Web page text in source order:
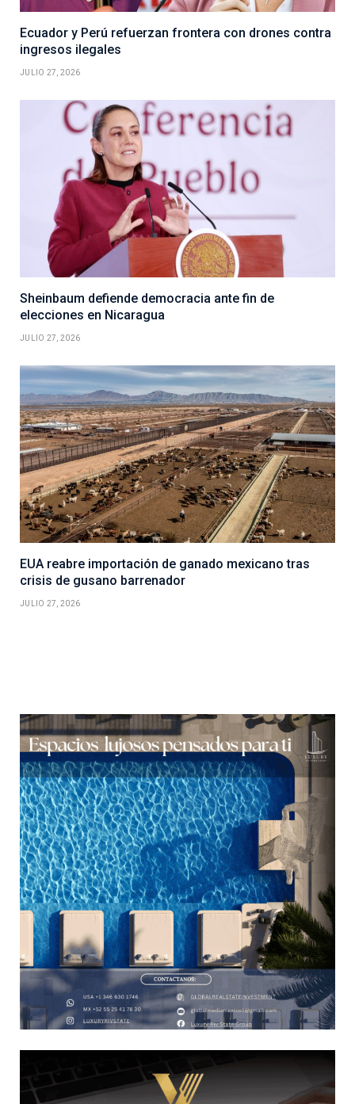
Ecuador y Perú refuerzan frontera con drones contra
ingresos ilegales
JULIO 27, 2026
Sheinbaum defiende democracia ante fin de
elecciones en Nicaragua
JULIO 27, 2026
EUA reabre importación de ganado mexicano tras
crisis de gusano barrenador
JULIO 27, 2026